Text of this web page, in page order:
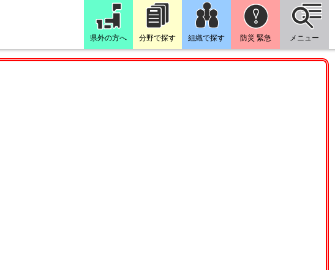
県外の方へ 分野で探す 組織で探す 防災 緊急 メニュー